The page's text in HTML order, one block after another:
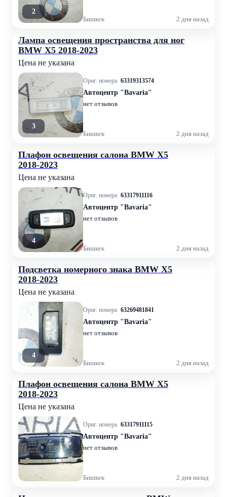
2
Бишкек 2 дня назад
Лампа освещения пространства для ног
BMW X5 2018-2023
Цена не указана
3
Ориг. номера 63319313574
Автоцентр "Bavaria"
нет отзывов
Бишкек 2 дня назад
Плафон освещения салона BMW X5
2018-2023
Цена не указана
4
Ориг. номера 63317911116
Автоцентр "Bavaria"
нет отзывов
Бишкек 2 дня назад
Подсветка номерного знака BMW X5
2018-2023
Цена не указана
4
Ориг. номера 63269481841
Автоцентр "Bavaria"
нет отзывов
Бишкек 2 дня назад
Плафон освещения салона BMW X5
2018-2023
Цена не указана
Ориг. номера 63317911115
Автоцентр "Bavaria"
нет отзывов
Бишкек 2 дня назад